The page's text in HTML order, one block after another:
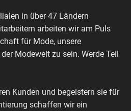
in über 47 Ländern
arbeiten wir am Puls
für Mode, unsere
Modewelt zu sein. Werde Teil
Kunden und begeistern sie für
schaffen wir ein